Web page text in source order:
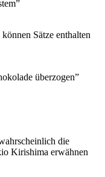
Sätze enthalten
überzogen”
die
Kirishima erwähnen